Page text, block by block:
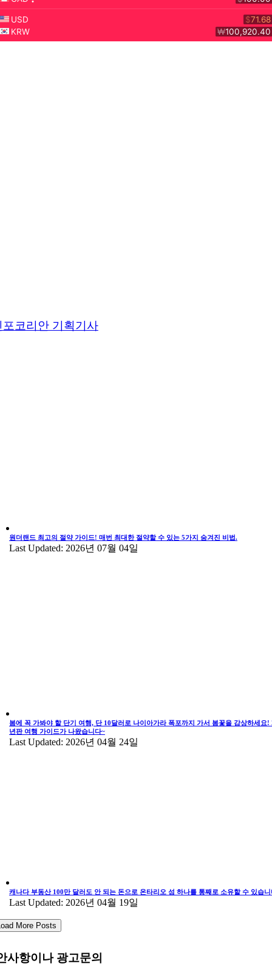
포코리안 기획기사
원더랜드 최고의 절약 가이드! 매번 최대한 절약할 수 있는 5가지 숨겨진 비법.
Last Updated: 2026년 07월 04일
봄에 꼭 가봐야 할 단기 여행, 단 10달러로 나이아가라 폭포까지 가서 봄꽃을 감상하세요!
년판 여행 가이드가 나왔습니다~
Last Updated: 2026년 04월 24일
캐나다 부동산 100만 달러도 안 되는 돈으로 온타리오 섬 하나를 통째로 소유할 수 있습니
Last Updated: 2026년 04월 19일
More Posts
사항이나 광고문의